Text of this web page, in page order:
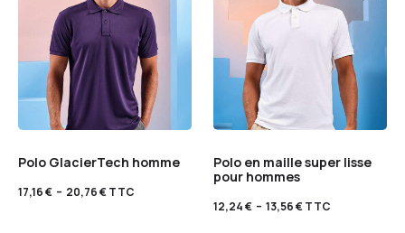
Polo GlacierTech homme
17,16€ – 20,76€TTC
Polo en maille super lisse
pour hommes
12,24€ – 13,56€TTC